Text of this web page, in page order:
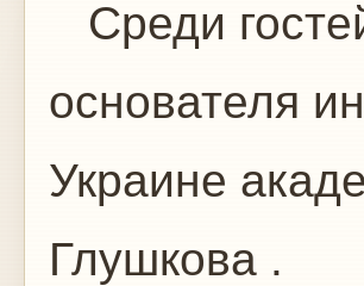
Среди
основателя
Украине
Глушкова .